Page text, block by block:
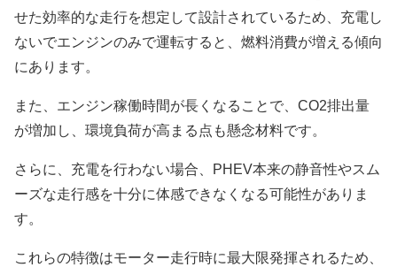
せた効率的な走行を想定して設計されているため、充電し
ないでエンジンのみで運転すると、燃料消費が増える傾向
にあります。
また、エンジン稼働時間が長くなることで、CO2排出量
が増加し、環境負荷が高まる点も懸念材料です。
さらに、充電を行わない場合、PHEV本来の静音性やスム
ーズな走行感を十分に体感できなくなる可能性がありま
す。
これらの特徴はモーター走行時に最大限発揮されるため、